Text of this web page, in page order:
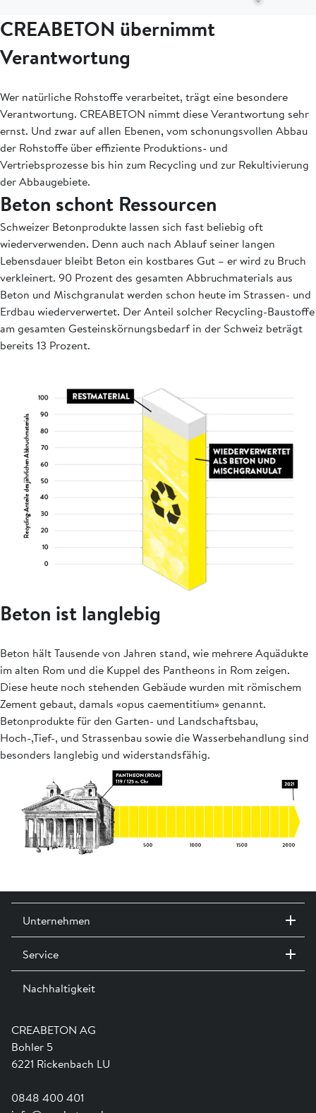
CREABETON übernimmt
Verantwortung
Wer natürliche Rohstoffe verarbeitet, trägt eine besondere
Verantwortung. CREABETON nimmt diese Verantwortung sehr
ernst. Und zwar auf allen Ebenen, vom schonungsvollen Abbau
der Rohstoffe über effiziente Produktions- und
Vertriebsprozesse bis hin zum Recycling und zur Rekultivierung
der Abbaugebiete.
Beton schont Ressourcen
Schweizer Betonprodukte lassen sich fast beliebig oft
wiederverwenden. Denn auch nach Ablauf seiner langen
Lebensdauer bleibt Beton ein kostbares Gut – er wird zu Bruch
verkleinert. 90 Prozent des gesamten Abbruchmaterials aus
Beton und Mischgranulat werden schon heute im Strassen- und
Erdbau wiederverwertet. Der Anteil solcher Recycling-Baustoffe
am gesamten Gesteinskörnungsbedarf in der Schweiz beträgt
bereits 13 Prozent.
Beton ist langlebig
Beton hält Tausende von Jahren stand, wie mehrere Aquädukte
im alten Rom und die Kuppel des Pantheons in Rom zeigen.
Diese heute noch stehenden Gebäude wurden mit römischem
Zement gebaut, damals «opus caementitium» genannt.
Betonprodukte für den Garten- und Landschaftsbau,
Hoch-,Tief-, und Strassenbau sowie die Wasserbehandlung sind
besonders langlebig und widerstandsfähig.
CREABETON AG
Bohler 5
6221 Rickenbach LU
0848 400 401
Unternehmen
Kontakt / Standorte
Ausstellungen
Team
Ausbildung
Service
Dienstleistungen
Shop Hilfe
Anwendungsunterstützung
Newsletter
Nachhaltigkeit
Engagement
Swissness
Schwammstadt